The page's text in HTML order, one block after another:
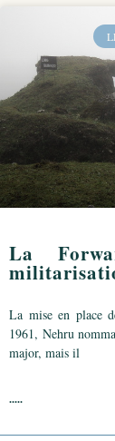
La
La mise en place
1961, Nehru
major, mais il
.....